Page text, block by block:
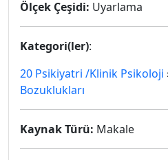
Ölçek Çeşidi: Uyarlama
Kategori(ler):
20 Psikiyatri /Klinik Psikoloji
Bozuklukları
Kaynak Türü: Makale